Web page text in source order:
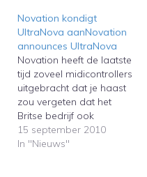
Novation kondigt
UltraNova aanNovation
announces UltraNova
Novation heeft de laatste
tijd zoveel midicontrollers
uitgebracht dat je haast
zou vergeten dat het
Britse bedrijf ook
synthesizers bouwt. Na
tien jaar is er met de
15 september 2010
In "Nieuws"